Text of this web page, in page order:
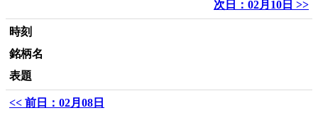
次日：02月10日 >>
時刻
銘柄名
表題
<< 前日：02月08日